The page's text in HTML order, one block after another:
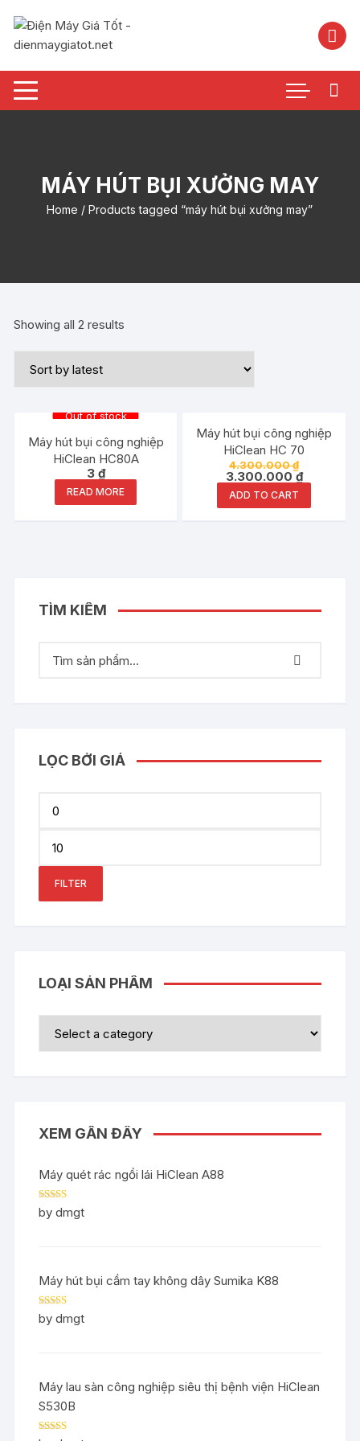
nội
MÁY HÚT BỤI XƯỞNG MAY
Home / Products tagged “máy hút bụi xưởng may”
Showing all 2 results
Out of stock
Máy hút bụi công nghiệp
HiClean HC80A
3 ₫
READ MORE
Đang ưu đãi!
Máy hút bụi công nghiệp
HiClean HC 70
4.300.000₫
3.300.000₫
ADD TO CART
TÌM KIẾM
LỌC BỞI GIÁ
FILTER
LOẠI SẢN PHẨM
XEM GẦN ĐÂY
Máy quét rác ngồi lái HiClean A88
Rated5out
of 5
by dmgt
Máy hút bụi cầm tay không dây Sumika K88
Rated5out
of 5
by dmgt
Máy lau sàn công nghiệp siêu thị bệnh viện HiClean
S530B